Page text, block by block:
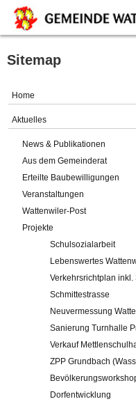
Home
Gemeinde
Verwaltung
Online-Service
Impressum
Sitemap
Home
Aktuelles
News & Publikationen
Aus dem Gemeinderat
Erteilte Baubewilligungen
Veranstaltungen
Wattenwiler-Post
Projekte
Schulsozialarbeit
Lebenswertes
Verkehrsrichtplan
Schmittestrasse
Neuvermessung
Sanierung Turnhalle
Verkauf
ZPP Grundbach
Dorfentwicklung